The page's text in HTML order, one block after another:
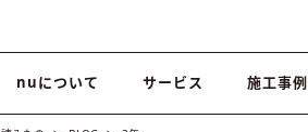
nuについて サービス 施工事例